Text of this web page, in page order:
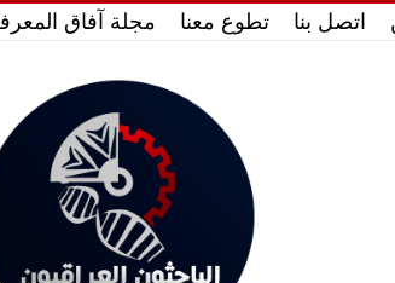
اتصل بنا تطوع معنا مجلة آفاق